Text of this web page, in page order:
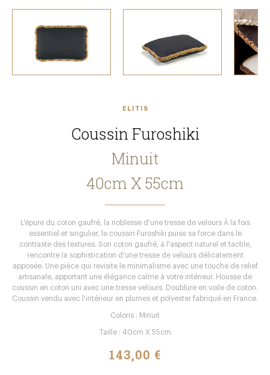
ELITIS
Coussin Furoshiki
Minuit
40cm X 55cm
L'épure du coton gaufré, la noblesse d'une tresse de velours À la fois
essentiel et singulier, le coussin Furoshiki puise sa force dans le
contraste des textures. Son coton gaufré, à l'aspect naturel et tactile,
rencontre la sophistication d'une tresse de velours délicatement
apposée. Une pièce qui revisite le minimalisme avec une touche de relief
artisanale, apportant une élégance calme à votre intérieur. Housse de
coussin en coton uni avec une tresse velours. Doublure en voile de coton.
Coussin vendu avec l'intérieur en plumes et polyester fabriqué en France.
Coloris : Minuit
Taille : 40cm X 55cm
143,00 €